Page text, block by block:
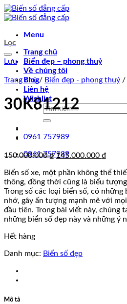
Chuyển
đến
dung
Menu
Trang chủ
Biển đẹp – phong thuỷ
Về chúng tôi
Blog
Liên hệ
Wishlist
Tìm
0961 757989
0961 757989
Lọc
Lưu
Trang chủ / Biển đẹp - phong thuỷ /
30K81212
150.000.000₫ Giá
là:
150.000.000 ₫.
145.000.000 ₫
tại
là:
Biển số xe, một phần không thể
thông, đồng thời cũng là biểu
Trong số các loại biển số, có
nhớ, gây ấn tượng mạnh mẽ với
đầu tiên. Trong bài viết này, chúng
những biển số đẹp này và những ý
Hết hàng
Danh mục: Biển số đẹp
Mô tả